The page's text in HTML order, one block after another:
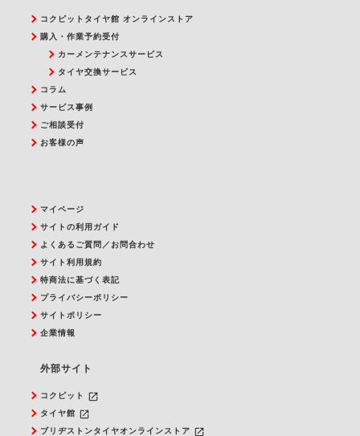
コクピットタイヤ館 オンラインストア
購入・作業予約受付
カーメンテナンスサービス
タイヤ交換サービス
コラム
サービス事例
ご相談受付
お客様の声
マイページ
サイトの利用ガイド
よくあるご質問／お問合わせ
サイト利用規約
特商法に基づく表記
プライバシーポリシー
サイトポリシー
企業情報
外部サイト
コクピット launch
タイヤ館 launch
ブリヂストンタイヤオンラインストア launch